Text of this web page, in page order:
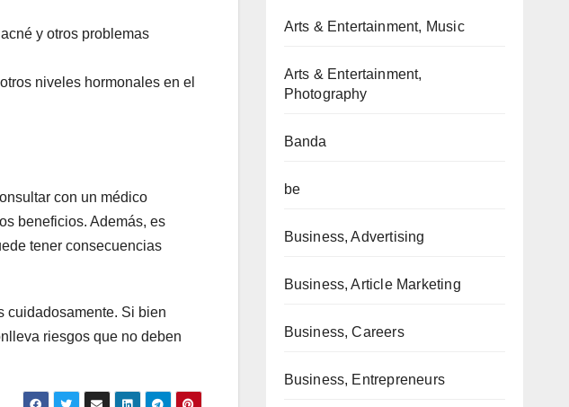
y otros problemas
niveles hormonales en el
con un médico
beneficios. Además, es
tener consecuencias
cuidadosamente. Si bien
riesgos que no deben
Arts & Entertainment, Music
Arts & Entertainment,
Photography
Banda
be
Business, Advertising
Business, Article Marketing
Business, Careers
Business, Entrepreneurs